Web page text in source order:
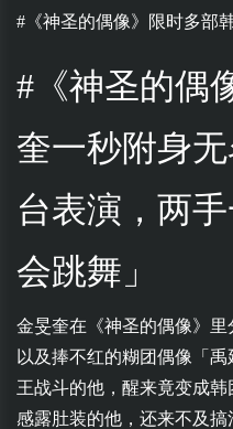
#《神圣的偶像》限时多部
#《神圣的偶
奎一秒附身
台表演，两
会跳舞」
金旻奎在《神圣的偶像》里
以及捧不红的糊团偶像「
王战斗的他，醒来竟变成
感露肚装的他，还来不及